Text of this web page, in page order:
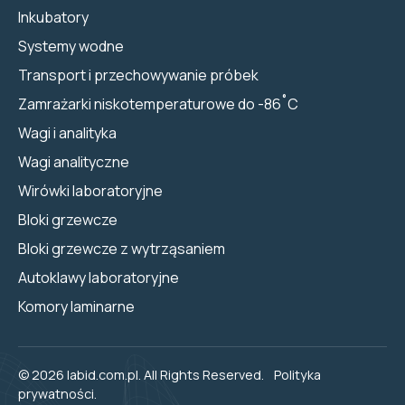
Inkubatory
Systemy wodne
Transport i przechowywanie próbek
Zamrażarki niskotemperaturowe do -86˚C
Wagi i analityka
Wagi analityczne
Wirówki laboratoryjne
Bloki grzewcze
Bloki grzewcze z wytrząsaniem
Autoklawy laboratoryjne
Komory laminarne
© 2026 labid.com.pl. All Rights Reserved.
Polityka
prywatności.